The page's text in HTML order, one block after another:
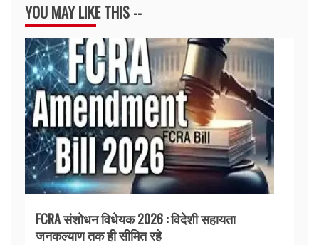
YOU MAY LIKE THIS --
FCRA संशोधन विधेयक 2026 : विदेशी सहायता
जनकल्याण तक ही सीमित रहे